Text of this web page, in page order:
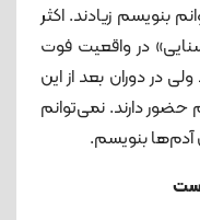
بنویسم زیادند. اکثر
در واقعیت فوت
در دوران بعد از این
دارند. نمی‌توانم
آدم‌ها بنویسم.